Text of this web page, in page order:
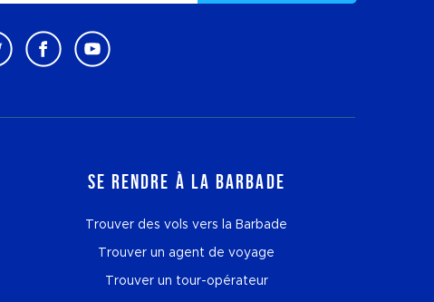
Se rendre à la Barbade
Trouver des vols vers la Barbade
Trouver un agent de voyage
Trouver un tour-opérateur